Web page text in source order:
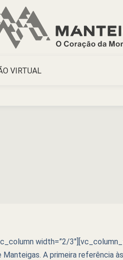
VIRTUAL
width=”2/
Manteigas. A primeira referência